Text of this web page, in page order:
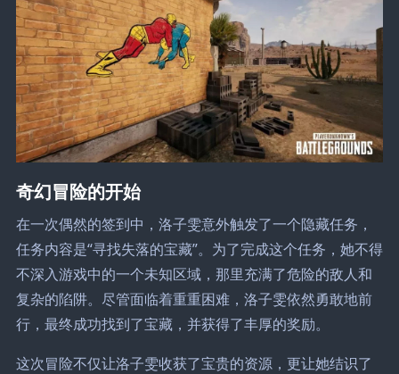
奇幻冒险的开始
在一次偶然的签到中，洛子雯意外触发了一个隐藏任务，
任务内容是“寻找失落的宝藏”。为了完成这个任务，她不得
不深入游戏中的一个未知区域，那里充满了危险的敌人和
复杂的陷阱。尽管面临着重重困难，洛子雯依然勇敢地前
行，最终成功找到了宝藏，并获得了丰厚的奖励。
这次冒险不仅让洛子雯收获了宝贵的资源，更让她结识了